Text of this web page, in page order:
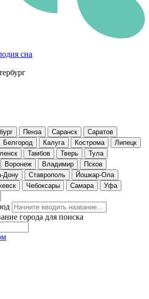
Пенза Саранск
Саратов
Белгород Калуга Кострома
Липецк
Тамбов Тверь
Тула
Воронеж Владимир
Псков
Дону Ставрополь
Йошкар-Ола
Чебоксары Самара
Уфа
города для поиска